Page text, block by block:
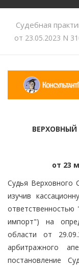
Судебная
от 23.05.2023 N
от 23
Судья Верховного
изучив
импорт") на
области от
арбитражного
постановление